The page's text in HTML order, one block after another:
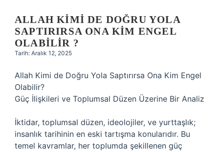
Hakkımızda
ALLAH KIMI DE DOĞRU YOLA
SAPTIRIRSA ONA KIM ENGEL
OLABILIR ?
Tarih: Aralık 12, 2025
Allah Kimi de Doğru Yola Saptırırsa Ona Kim Engel
Olabilir?
Güç İlişkileri ve Toplumsal Düzen Üzerine Bir Analiz
İktidar, toplumsal düzen, ideolojiler, ve yurttaşlık;
insanlık tarihinin en eski tartışma konularıdır. Bu
temel kavramlar, her toplumda şekillenen güç